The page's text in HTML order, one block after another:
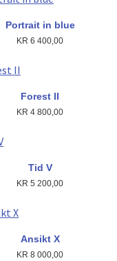
Portrait in blue
KR 6 400,00
Forest II
KR 4 800,00
Tid V
KR 5 200,00
Ansikt X
KR 8 000,00